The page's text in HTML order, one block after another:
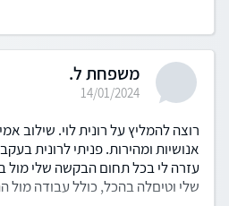
משפחת ל.
14/01/2024
רוצה להמליץ על רונית לוי. שילוב
אנושיות ומהירות. פניתי לרונית
עזרה לי בכל תחום הבקשה שלי מול
שלי וטיםלה בהכל, כולל עבודה מול